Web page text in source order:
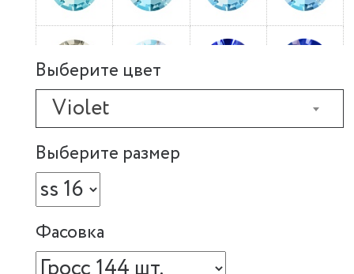
Выберите цвет
Violet
Выберите размер
Фасовка